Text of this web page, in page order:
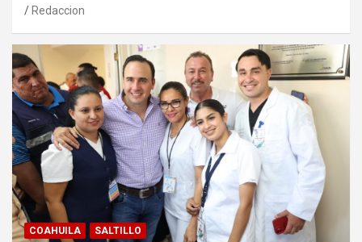
Redaccion
COAHUILA SALTILLO